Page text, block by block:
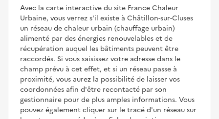
Avec la carte interactive du site France Chaleur
Urbaine, vous verrez s'il existe à Châtillon-sur-Cluses
un réseau de chaleur urbain (chauffage urbain)
alimenté par des énergies renouvelables et de
récupération auquel les bâtiments peuvent être
raccordés. Si vous saisissez votre adresse dans le
champ prévu à cet effet, et si un réseau passe à
proximité, vous aurez la possibilité de laisser vos
coordonnées afin d'être recontacté par son
gestionnaire pour de plus amples informations. Vous
pouvez également cliquer sur le tracé d'un réseau sur